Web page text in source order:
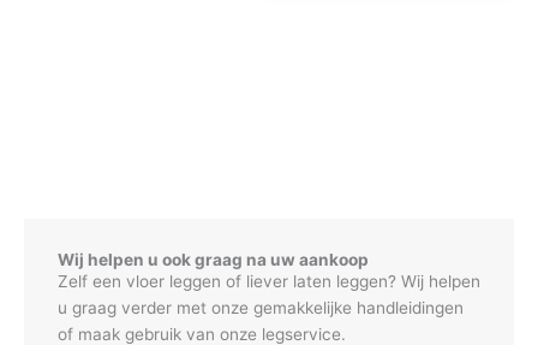
Wij helpen u ook graag na uw aankoop
Zelf een vloer leggen of liever laten leggen? Wij helpen
u graag verder met onze gemakkelijke handleidingen
of maak gebruik van onze legservice.